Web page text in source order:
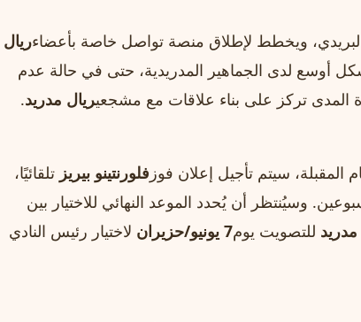
ويخطط لإطلاق منصة تواصل خاصة بأعضاءريال
أوسع لدى الجماهير المدريدية، حتى في حالة عدم
المدى تركز على بناء علاقات مع مشجعيريال مدريد.
المقبلة، سيتم تأجيل إعلان فوز فلورنتينو بيريز تلقائيًا،
وسيُنتظر أن يُحدد الموعد النهائي للاختيار بين
للتصويت يوم7 يونيو/حزيران
لاختيار رئيس النادي